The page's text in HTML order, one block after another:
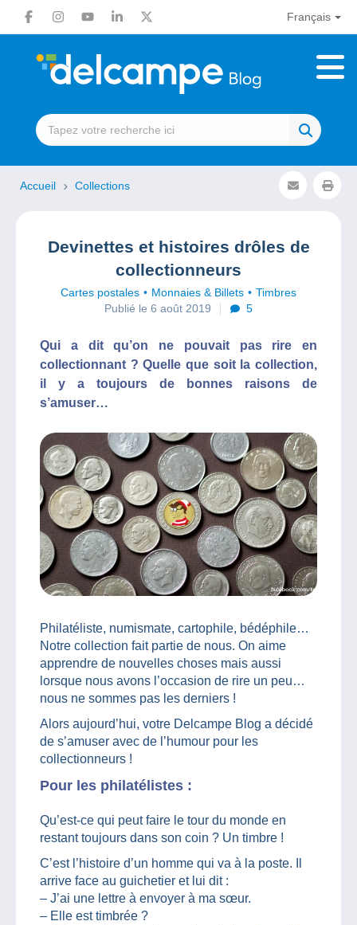
Français
Accueil Collections
Devinettes et histoires drôles de
collectionneurs
Cartes postales Monnaies & Billets
Timbres
Publié le 6 août 2019
5
Qui a dit qu’on ne pouvait pas rire en
collectionnant ? Quelle que soit la collection,
il y a toujours de bonnes raisons de
s’amuser…
Philatéliste, numismate, cartophile, bédéphile…
Notre collection fait partie de nous. On aime
apprendre de nouvelles choses mais aussi
lorsque nous avons l’occasion de rire un peu…
nous ne sommes pas les derniers !
Alors aujourd’hui, votre Delcampe Blog a décidé
de s’amuser avec de l’humour pour les
collectionneurs !
Pour les philatélistes :
Qu’est-ce qui peut faire le tour du monde en
restant toujours dans son coin ? Un timbre !
C’est l’histoire d’un homme qui va à la poste. Il
arrive face au guichetier et lui dit :
– J’ai une lettre à envoyer à ma sœur.
– Elle est timbrée ?